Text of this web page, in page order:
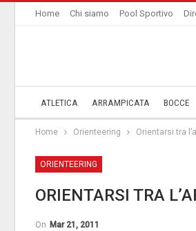
Home Chi siamo Pool Sportivo
ATLETICA ARRAMPICATA BOCCE
Home Orienteering Orientarsi tra
ORIENTEERING
ORIENTARSI TRA
On Mar 21, 2011